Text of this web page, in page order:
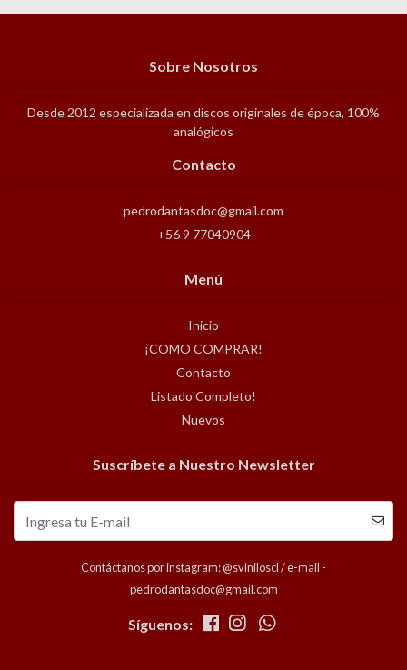
Sobre Nosotros
Desde 2012 especializada en discos originales de época, 100%
analógicos
Contacto
pedrodantasdoc@gmail.com
+56 9 77040904
Menú
Inicio
¡COMO COMPRAR!
Contacto
Listado Completo!
Nuevos
Suscríbete a Nuestro Newsletter
Contáctanos por instagram: @sviniloscl / e-mail -
pedrodantasdoc@gmail.com
Síguenos: